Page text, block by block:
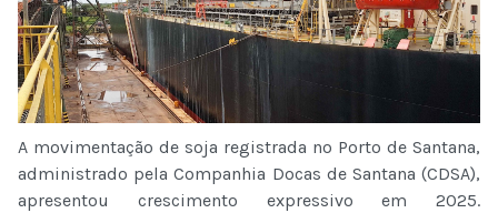
A movimentação de soja registrada no Porto de Santana,
administrado pela Companhia Docas de Santana (CDSA),
apresentou crescimento expressivo em 2025.